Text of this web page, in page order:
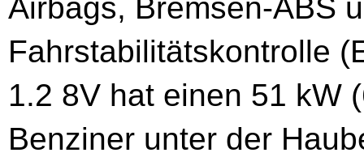
Airbags, Bremsen-ABS
Fahrstabilitätskontrolle
1.2 8V hat einen 51 kW
Benziner unter der